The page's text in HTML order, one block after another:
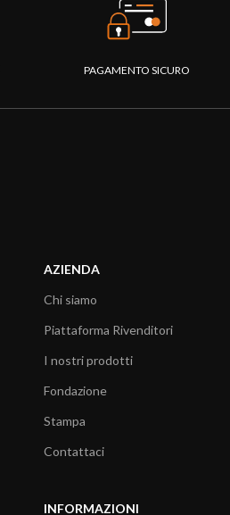
PAGAMENTO SICURO
AZIENDA
Chi siamo
Piattaforma Rivenditori
I nostri prodotti
Fondazione
Stampa
Contattaci
INFORMAZIONI